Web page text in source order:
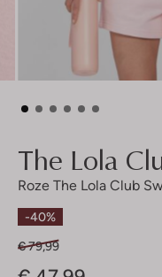
The Lola
Roze The Lola Club
-40%
€ 79,99